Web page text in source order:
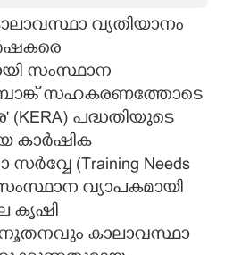
വ്യതിയാനം
സംസ്ഥാന
സഹകരണത്തോടെ
(KERA) പദ്ധതിയുടെ
കാർഷിക
(Training Needs
സംസ്ഥാന വ്യാപകമായി
കൃഷി
നൂതനവും കാലാവസ്ഥാ